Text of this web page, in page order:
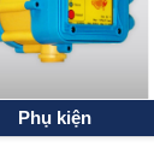
Phụ kiện